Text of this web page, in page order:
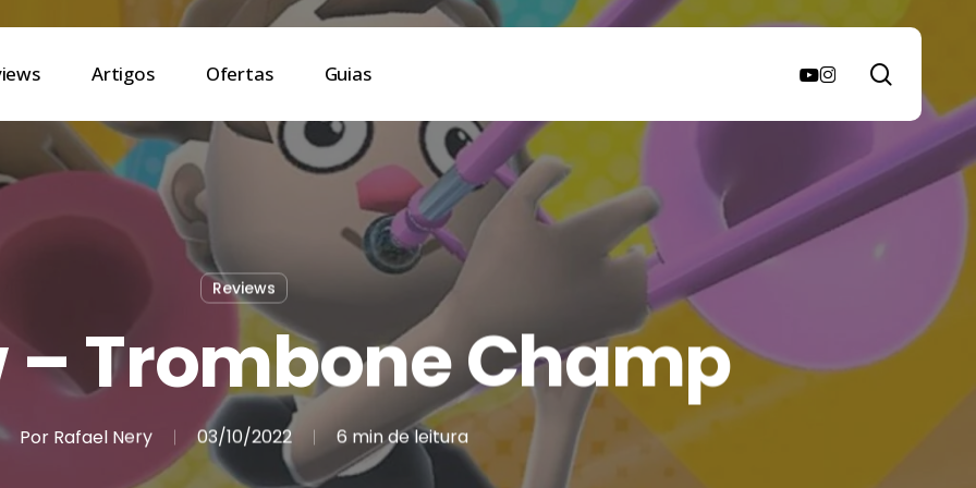
Artigos Ofertas Guias youtube
instagram
Reviews
– Trombone Champ
Por Rafael Nery 03/10/2022 6 min de leitura